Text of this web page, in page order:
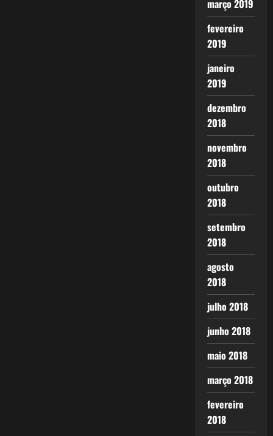
março 2019
fevereiro
2019
janeiro
2019
dezembro
2018
novembro
2018
outubro
2018
setembro
2018
agosto
2018
julho 2018
junho 2018
maio 2018
março 2018
fevereiro
2018